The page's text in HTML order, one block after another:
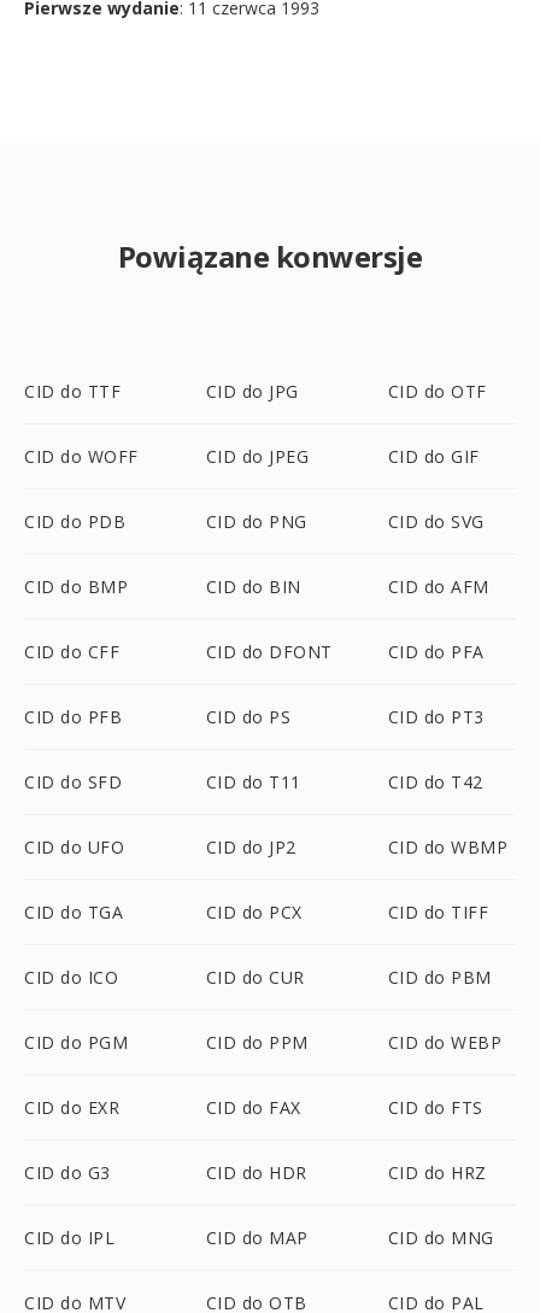
Pierwsze wydanie: 11 czerwca 1993
Powiązane konwersje
CID do TTF CID do JPG CID do OTF
CID do WOFF CID do JPEG CID do GIF
CID do PDB CID do PNG CID do SVG
CID do BMP CID do BIN CID do AFM
CID do CFF CID do DFONT CID do PFA
CID do PFB CID do PS CID do PT3
CID do SFD CID do T11 CID do T42
CID do UFO CID do JP2 CID do WBMP
CID do TGA CID do PCX CID do TIFF
CID do ICO CID do CUR CID do PBM
CID do PGM CID do PPM CID do WEBP
CID do EXR CID do FAX CID do FTS
CID do G3 CID do HDR CID do HRZ
CID do IPL CID do MAP CID do MNG
CID do MTV CID do OTB CID do PAL